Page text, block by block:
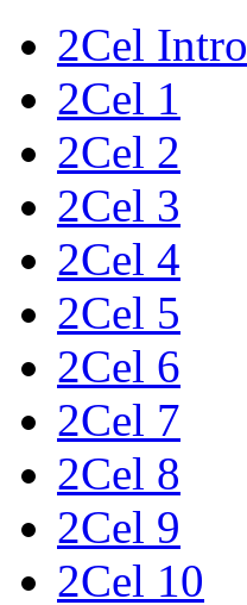
2Cel Intro
2Cel 1
2Cel 2
2Cel 3
2Cel 4
2Cel 5
2Cel 6
2Cel 7
2Cel 8
2Cel 9
2Cel 10